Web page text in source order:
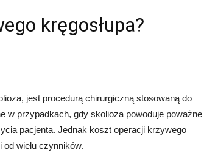
kręgosłupa?
jest procedurą chirurgiczną stosowaną do
w przypadkach, gdy skolioza powoduje poważne
pacjenta. Jednak koszt operacji krzywego
od wielu czynników.